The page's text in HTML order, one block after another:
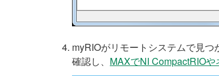
myRIOがリモートシステムで見
確認し、 MAXでNI CompactRIO